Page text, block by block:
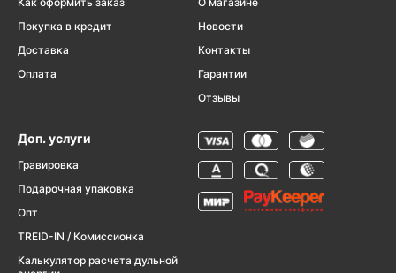
Покупка в кредит
Доставка
Оплата
Новости
Контакты
Гарантии
Отзывы
Доп. услуги
Гравировка
Подарочная упаковка
Опт
TREID-IN / Комиссионка
Калькулятор расчета дульной